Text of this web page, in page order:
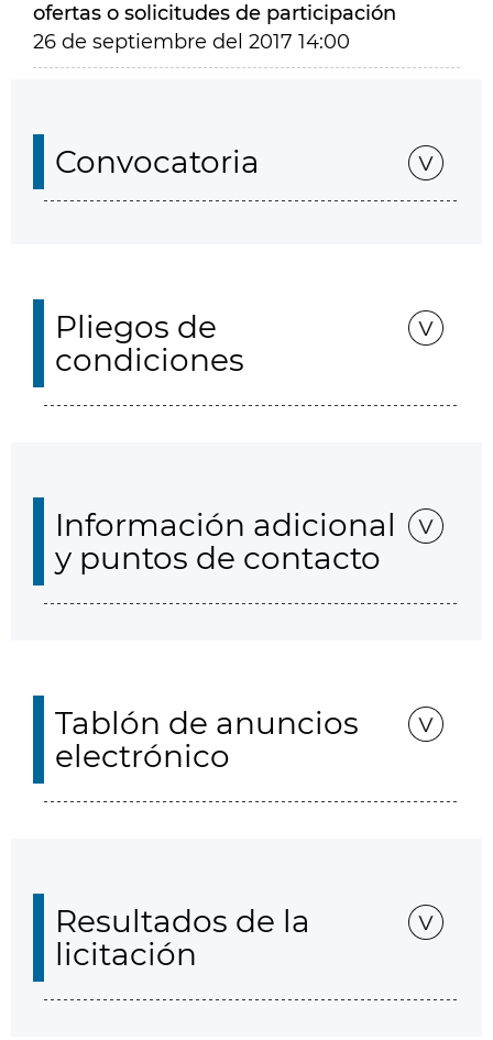
ofertas o solicitudes de participación
26 de septiembre del 2017 14:00
Convocatoria
Pliegos de
condiciones
Información adicional
y puntos de contacto
Tablón de anuncios
electrónico
Resultados de la
licitación